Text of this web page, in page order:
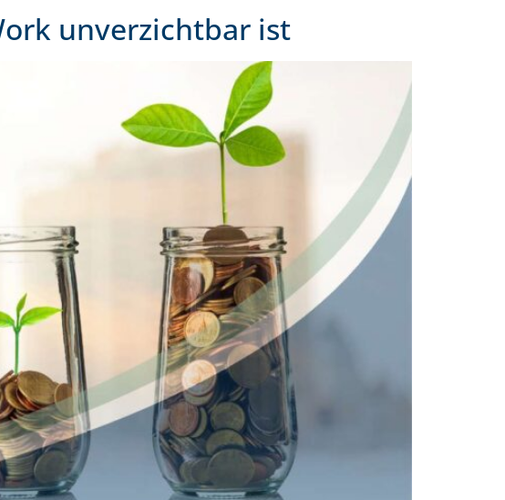
unverzichtbar ist